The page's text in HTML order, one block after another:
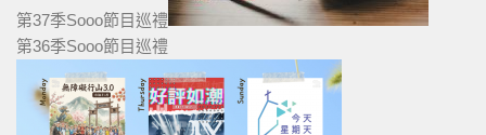
第37季Sooo節目巡禮
第36季Sooo節目巡禮